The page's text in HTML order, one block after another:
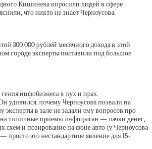
Кишинева опросили людей в сфере
что никто не знает Черноусова.
300 000 рублей месячного дохода в этой
городе эксперты поставили под большое
инфобизнеса в пух и прах
удивился, почему Черноусова позвали на
эксперты в зале не задали ему вопросов про
на типичные приемы инфоцыган — пачки денег,
схем и позирование на фоне авто (у Черноусова
просто это нестандартное явление для 15-